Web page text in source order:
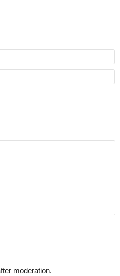
moderation.